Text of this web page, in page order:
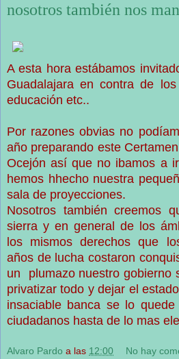
nosotros también nos
A esta hora estábamos
Guadalajara en contra de
educación etc..
Por razones obvias no
año preparando este
Ocejón así que no ibamos a
hemos hhecho nuestra
sala de proyecciones.
Nosotros también creemos
sierra y en general de los
los mismos derechos que
años de lucha costaron
un plumazo nuestro gobierno
privatizar todo y dejar el
insaciable banca se lo
ciudadanos hasta de lo mas
Alvaro Pardo a las 12:00 No hay